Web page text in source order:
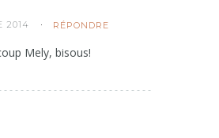
2014 RÉPONDRE
Mely, bisous!